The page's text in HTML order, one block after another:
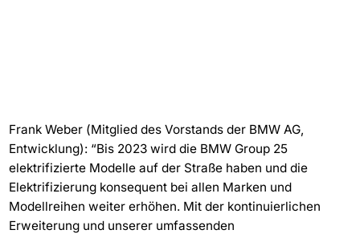
Frank Weber (Mitglied des Vorstands der BMW AG,
Entwicklung): “Bis 2023 wird die BMW Group 25
elektrifizierte Modelle auf der Straße haben und die
Elektrifizierung konsequent bei allen Marken und
Modellreihen weiter erhöhen. Mit der kontinuierlichen
Erweiterung und unserer umfassenden